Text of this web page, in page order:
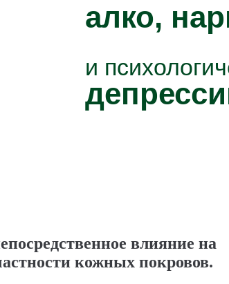
алко,
и
влияние на
кожных покровов.